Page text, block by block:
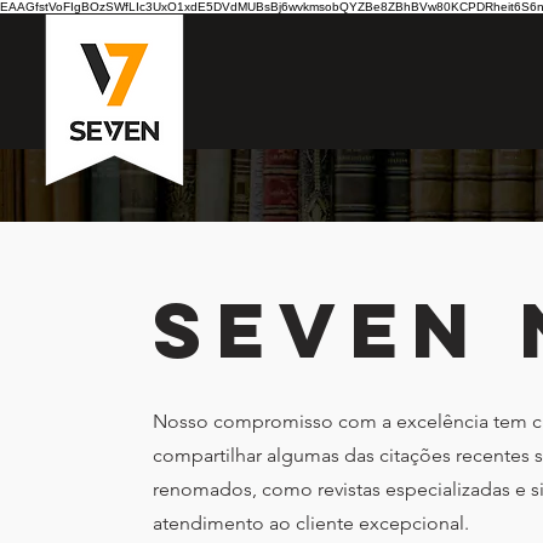
SEVEN
Nosso compromisso com a excelência tem
compartilhar algumas das citações recentes
renomados, como revistas especializadas e
atendimento ao cliente excepcional.